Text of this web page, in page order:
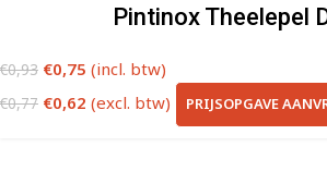
Pintinox Theelepel
€0,93 €0,75 (incl. btw)
€0,77 €0,62 (excl. btw) PRIJSOPGAVE